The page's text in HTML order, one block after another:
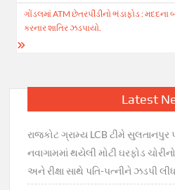
ગોંડલમાં ATM છેતરપીંડીનો ભંડાફોડ :
કરનાર શાતિર ઝડપાયો.
Latest
રાજકોટ ગ્રામ્ય LCB ટીમે સુલતાનપુર
નવાગામમાં થયેલી મોટી ઘરફોડ
અને રીક્ષા સાથે પતિ-પત્નીને ઝડપી